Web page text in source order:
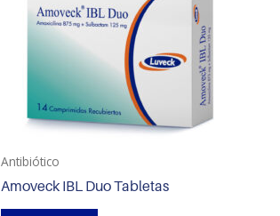
Antibiótico
Amoveck IBL Duo Tabletas